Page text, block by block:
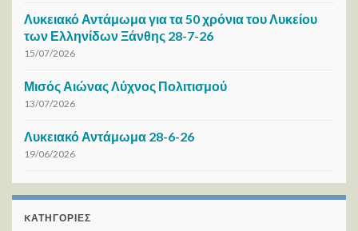
Λυκειακό Αντάμωμα για τα 50 χρόνια του Λυκείου
των Ελληνίδων Ξάνθης 28-7-26
15/07/2026
Μισός Αιώνας Λύχνος Πολιτισμού
13/07/2026
Λυκειακό Αντάμωμα 28-6-26
19/06/2026
KΑΤΗΓΟΡΊΕΣ